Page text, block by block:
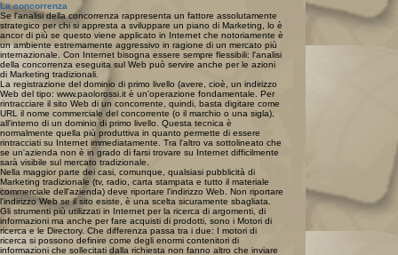
La concorrenza
Se l'analisi della concorrenza rappresenta un fattore assolutamente
strategico per chi si appresta a sviluppare un piano di Marketing, lo è
ancor di più se questo viene applicato in Internet che notoriamente è
un ambiente estremamente aggressivo in ragione di un mercato più
internazionale. Con Internet bisogna essere sempre flessibili: l'analisi
della concorrenza eseguita sul Web può servire anche per le azioni
di Marketing tradizionali.
La registrazione del dominio di primo livello (avere, cioè, un indirizzo
Web del tipo: www.paolorossi.it è un'operazione fondamentale. Per
rintracciare il sito Web di un concorrente, quindi, basta digitare come
URL il nome commerciale del concorrente (o il marchio o una sigla),
all'interno di un dominio di primo livello. Questa tecnica è
normalmente quella più produttiva in quanto permette di essere
rintracciati su Internet immediatamente. Tra l'altro va sottolineato che
se un'azienda non è in grado di farsi trovare su Internet difficilmente
sarà visibile sul mercato tradizionale.
Nella maggior parte dei casi, comunque, qualsiasi pubblicità di
Marketing tradizionale (tv, radio, carta stampata e tutto il materiale
commerciale dell'azienda) deve riportare l'indirizzo Web. Non riportare
l'indirizzo Web se il sito esiste, è una scelta sicuramente sbagliata.
Gli strumenti più utilizzati in Internet per la ricerca di argomenti, di
informazioni ma anche per fare acquisti di prodotti, sono i Motori di
ricerca e le Directory. Che differenza passa tra i due: I motori di
ricerca si possono definire come degli enormi contenitori di
informazioni che sollecitati dalla richiesta non fanno altro che inviare